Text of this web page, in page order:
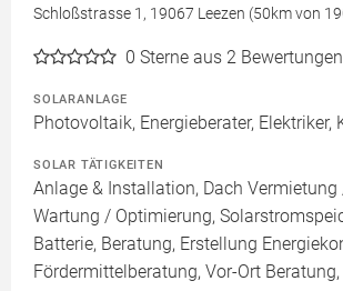
Schloßstrasse 1, 19067 Leezen (50km von
0 Sterne aus 2 Bewertungen
SOLARANLAGE
Photovoltaik, Energieberater, Elektriker,
SOLAR TÄTIGKEITEN
Anlage & Installation, Dach
Wartung / Optimierung,
Batterie, Beratung, Erstellung
Fördermittelberatung, Vor-Ort